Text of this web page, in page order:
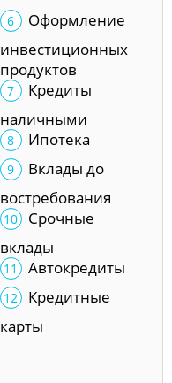
Оформление
инвестиционных
продуктов
Кредиты
наличными
Ипотека
Вклады до
востребования
Срочные
вклады
Автокредиты
Кредитные
карты